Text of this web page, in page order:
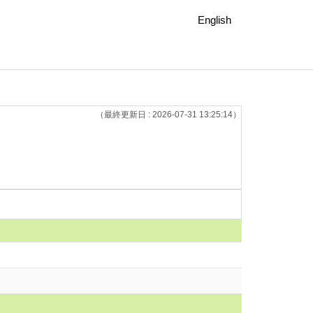
English
（最終更新日 : 2026-07-31 13:25:14）